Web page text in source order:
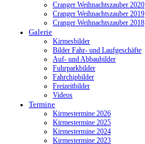
Cranger Weihnachtszauber 2020
Cranger Weihnachtszauber 2019
Cranger Weihnachtszauber 2018
Galerie
Kirmesbilder
Bilder Fahr- und Laufgeschäfte
Auf- und Abbaubilder
Fuhrparkbilder
Fahrchipbilder
Freizeitbilder
Videos
Termine
Kirmestermine 2026
Kirmestermine 2025
Kirmestermine 2024
Kirmestermine 2023